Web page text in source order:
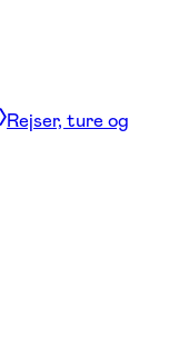
Rejser, ture og